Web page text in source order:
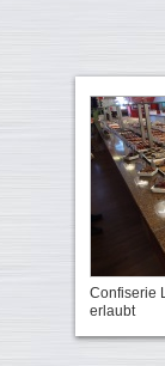
Confiserie
erlaubt